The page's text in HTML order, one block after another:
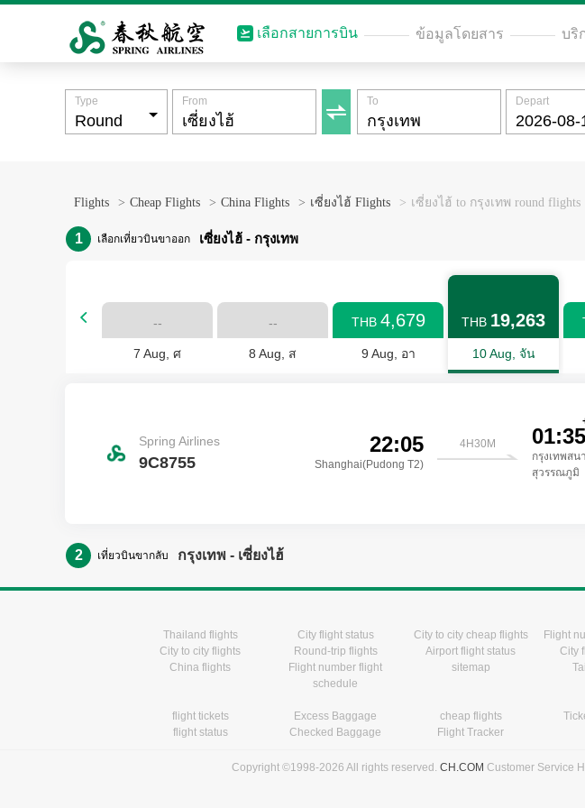
เลือกสายการบิน ข้อมูลโดยสาร บริ

Type From To Depart
Flights > Cheap Flights > China Flights > เซี่ยงไฮ้ Flights > เซี่ยงไฮ้ to กรุงเทพ round flights
1 เลือกเที่ยวบินขาออก เซี่ยงไฮ้ - กรุงเทพ
 --
7 Aug, ศ
--
8 Aug, ส
THB 4,679
9 Aug, อา
THB 19,263
10 Aug, จัน
Spring Airlines
9C8755
22:05
Shanghai(Pudong T2)
4H30M 01:35
กรุงเทพส
สุวรรณภูมิ
2 เที่ยวบินขากลับ กรุงเทพ - เซี่ยงไฮ้
Thailand flights City flight status City to city cheap flights Flight
City to city flights
Round-trip flights Airport flight status City
China flights
Flight number flight
schedule
sitemap
flight tickets
Excess Baggage cheap flights
flight status
Checked Baggage Flight Tracker
Copyright ©1998-2026 All rights reserved. CH.COM Customer Service